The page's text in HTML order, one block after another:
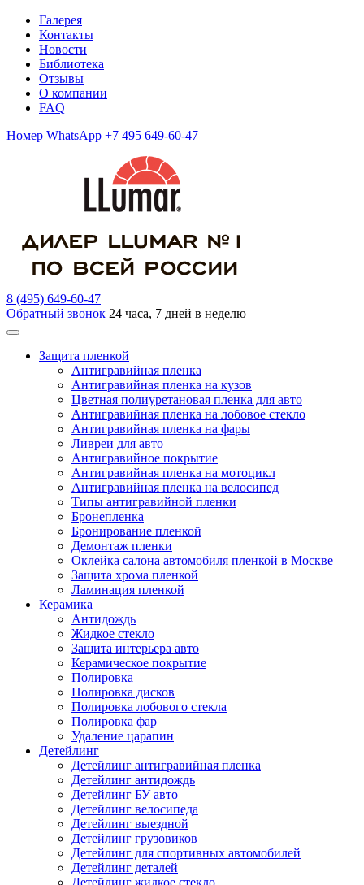
Галерея
Контакты
Новости
Библиотека
Отзывы
О компании
FAQ
Номер WhatsApp +7 495 649-60-47
8 (495) 649-60-47
Обратный звонок 24 часа, 7 дней в неделю
Защита пленкой
Антигравийная пленка
Антигравийная пленка на кузов
Цветная полиуретановая пленка для авто
Антигравийная пленка на лобовое стекло
Антигравийная пленка на фары
Ливреи для авто
Антигравийное покрытие
Антигравийная пленка на мотоцикл
Антигравийная пленка на велосипед
Типы антигравийной пленки
Бронепленка
Бронирование пленкой
Демонтаж пленки
Оклейка салона автомобиля пленкой в Москве
Защита хрома пленкой
Ламинация пленкой
Керамика
Антидождь
Жидкое стекло
Защита интерьера авто
Керамическое покрытие
Полировка
Полировка дисков
Полировка лобового стекла
Полировка фар
Удаление царапин
Детейлинг
Детейлинг антигравийная пленка
Детейлинг антидождь
Детейлинг БУ авто
Детейлинг велосипеда
Детейлинг выездной
Детейлинг грузовиков
Детейлинг для спортивных автомобилей
Детейлинг деталей
Детейлинг жидкое стекло